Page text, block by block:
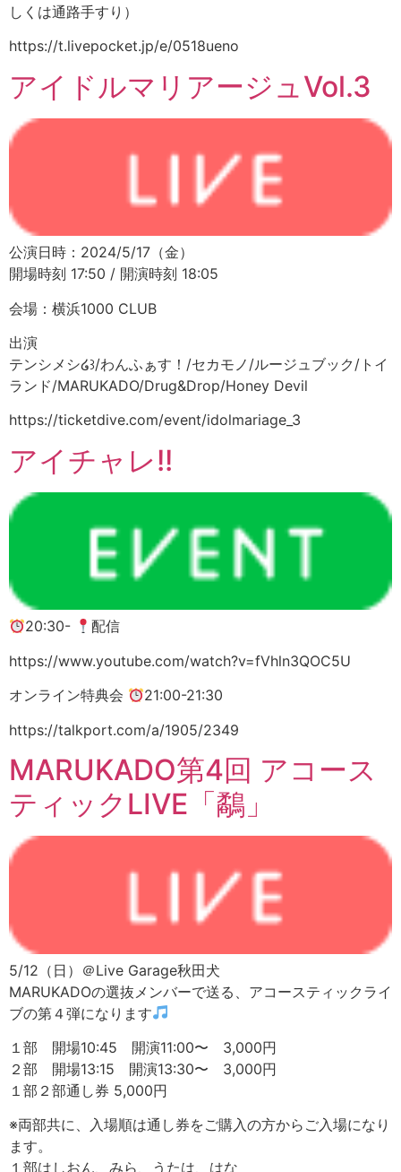
しくは通路手すり）
https://t.livepocket.jp/e/0518ueno
アイドルマリアージュVol.3
公演日時：2024/5/17（金）
開場時刻 17:50 / 開演時刻 18:05
会場：横浜1000 CLUB
出演
テンシメシ໒꒱/わんふぁす！/セカモノ/ルージュブック/トイ
ランド/MARUKADO/Drug&Drop/Honey Devil
https://ticketdive.com/event/idolmariage_3
アイチャレ!!
20:30-
配信
https://www.youtube.com/watch?v=fVhln3QOC5U
オンライン特典会
21:00-21:30
https://talkport.com/a/1905/2349
MARUKADO第4回 アコース
ティックLIVE「鷸」
5/12（日）＠Live Garage秋田犬
MARUKADOの選抜メンバーで送る、アコースティックライ
ブの第４弾になります
１部 開場10:45 開演11:00〜 3,000円
２部 開場13:15 開演13:30〜 3,000円
１部２部通し券 5,000円
※両部共に、入場順は通し券をご購入の方からご入場になり
ます。
１部はしおん、みら、うたは、はな